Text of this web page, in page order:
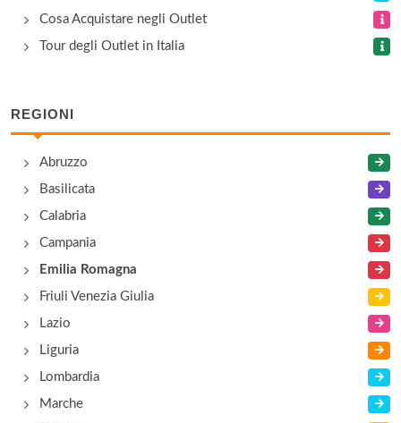
via San Michele Campagna , Fidenza
Cafè Coton
via San Michele Campagna , Fidenza
Cosa Acquistare negli Outlet
Tour degli Outlet in Italia
REGIONI
Abruzzo
Basilicata
Calabria
Campania
Emilia Romagna
Friuli Venezia Giulia
Lazio
Liguria
Lombardia
Marche